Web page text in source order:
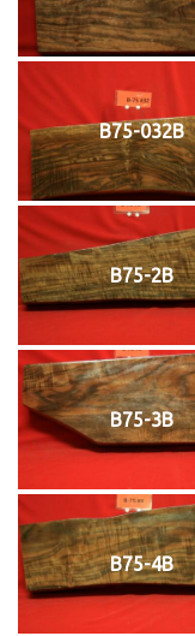
B75-032B
B75-2B
B75-3B
B75-4B